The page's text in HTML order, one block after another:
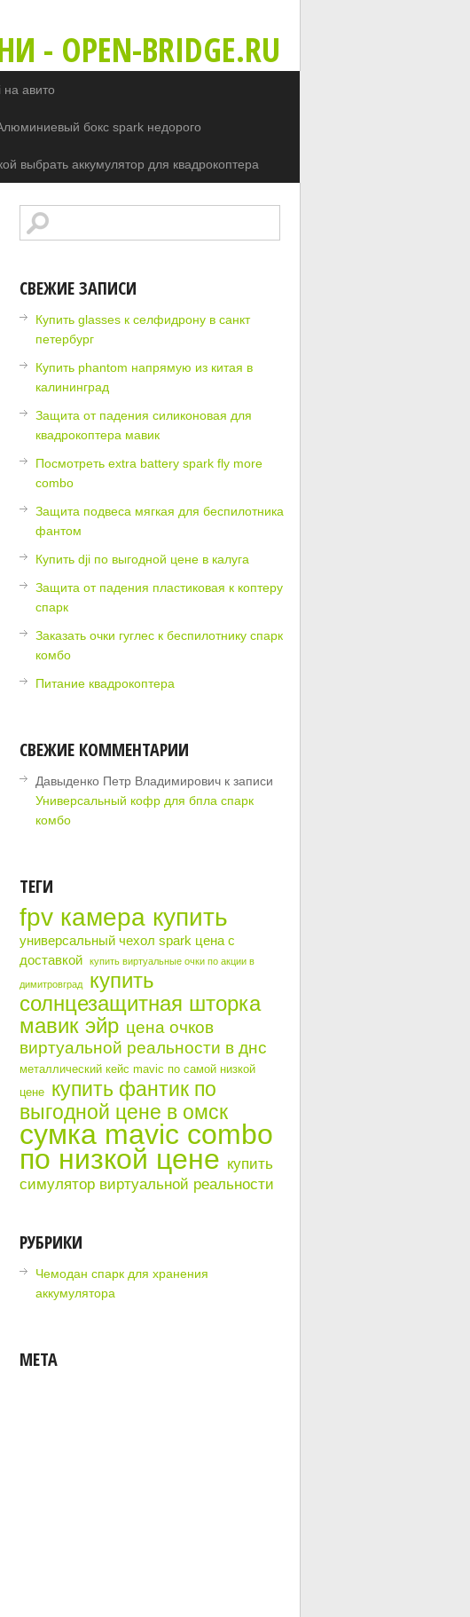
OPEN-BRIDGE.RU
авито
бокс spark недорого
выбрать аккумулятор для квадрокоптера
СВЕЖИЕ ЗАПИСИ
Купить glasses к селфидрону в санкт
петербург
Купить phantom напрямую из китая в
калининград
Защита от падения силиконовая для
квадрокоптера мавик
Посмотреть extra battery spark fly more
combo
Защита подвеса мягкая для беспилотника
фантом
Купить dji по выгодной цене в калуга
Защита от падения пластиковая к коптеру
спарк
Заказать очки гуглес к беспилотнику спарк
комбо
Питание квадрокоптера
СВЕЖИЕ КОММЕНТАРИИ
Давыденко Петр Владимирович к записи
Универсальный кофр для бпла спарк
комбо
ТЕГИ
fpv камера купить
универсальный чехол spark цена с
доставкой
купить виртуальные очки по акции в
димитровград
купить
солнцезащитная шторка
мавик эйр цена очков
виртуальной реальности в днс
металлический кейс mavic по самой низкой
цене купить фантик по
выгодной цене в омск
сумка mavic combo
по низкой цене купить
симулятор виртуальной реальности
РУБРИКИ
Чемодан спарк для хранения
аккумулятора
МЕТА